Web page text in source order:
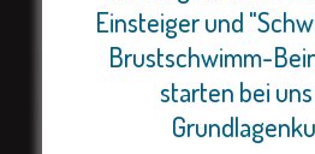
Zur Kursübersicht
und Schwimmen).
schnell
Einsteiger und
Brustschwimm-
starten bei